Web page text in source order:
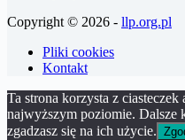
Copyright © 2026 - llp.org.pl
Pliki cookies
Kontakt
Ta strona korzysta z ciasteczek
najwyższym poziomie. Dalsze
zgadzasz się na ich użycie.